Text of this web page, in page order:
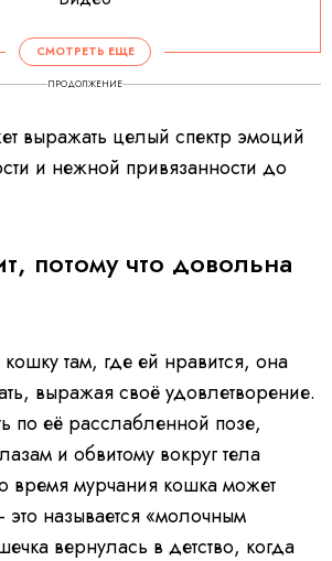
СМОТРЕТЬ ЕЩЕ
ПРОДОЛЖЕНИЕ
выражать целый спектр эмоций
и нежной привязанности до
потому что довольна
там, где ей нравится, она
выражая своё удовлетворение.
по её расслабленной позе,
и обвитому вокруг тела
время мурчания кошка может
это называется «молочным
вернулась в детство, когда